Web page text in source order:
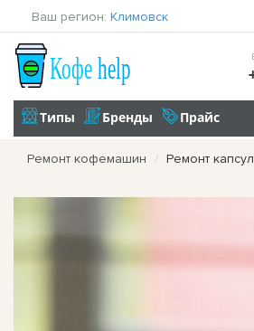
Ваш регион: Климовск
Ремонт кофемашин Ремонт